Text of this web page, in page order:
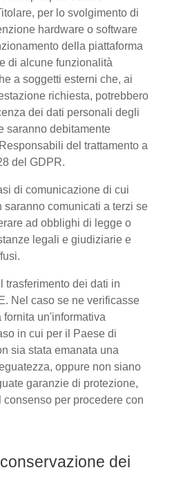
per lo svolgimento di
hardware o software
della piattaforma
di alcune funzionalità
a soggetti esterni che, ai
richiesta, potrebbero
dei dati personali degli
saranno debitamente
del trattamento a
del GDPR.
di comunicazione di cui
saranno comunicati a terzi se
ad obblighi di legge o
legali e giudiziarie e
trasferimento dei dati in
Nel caso se ne verificasse
fornita un'informativa
in cui per il Paese di
sia stata emanata una
oppure non siano
garanzie di protezione,
consenso per procedere con
dei